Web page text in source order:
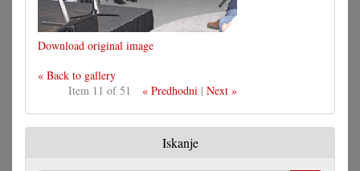
Download original image
« Back to gallery
Item 11 of 51
« Predhodni | Next »
Iskanje